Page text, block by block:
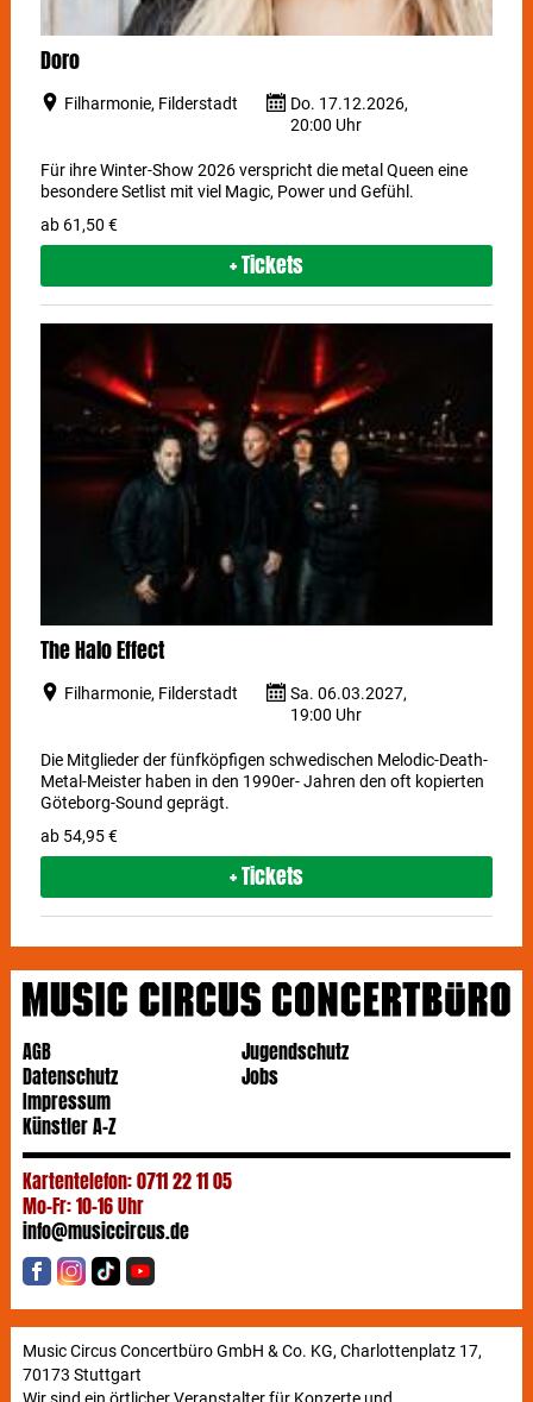
Doro
Filharmonie, Filderstadt
Do. 17.12.2026,
20:00 Uhr
Für ihre Winter-Show 2026 verspricht die metal Queen eine
besondere Setlist mit viel Magic, Power und Gefühl.
ab 61,50 €
+ Tickets
The Halo Effect
Filharmonie, Filderstadt
Sa. 06.03.2027,
19:00 Uhr
Die Mitglieder der fünfköpfigen schwedischen Melodic-Death-
Metal-Meister haben in den 1990er- Jahren den oft kopierten
Göteborg-Sound geprägt.
ab 54,95 €
+ Tickets
AGB
Datenschutz
Impressum
Jugendschutz
Jobs
Künstler A-Z
Kartentelefon: 0711 22 11 05
Mo-Fr: 10-16 Uhr
info@musiccircus.de
Music Circus Concertbüro GmbH & Co. KG, Charlottenplatz 17,
70173 Stuttgart